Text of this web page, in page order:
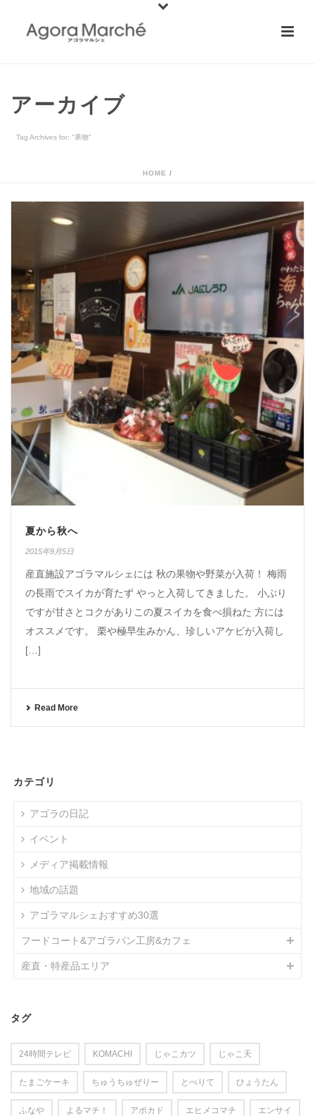
アーカイブ
Tag Archives for: "果物"
HOME /
夏から秋へ
2015年9月5日
産直施設アゴラマルシェには 秋の果物や野菜が入荷！ 梅雨
の長雨でスイカが育たず やっと入荷してきました。 小ぶり
ですが甘さとコクがありこの夏スイカを食べ損ねた 方には
オススメです。 栗や極早生みかん、珍しいアケビが入荷し
[…]
Read More
カテゴリ
アゴラの日記
イベント
メディア掲載情報
地域の話題
アゴラマルシェおすすめ30選
フードコート&アゴラパン工房&カフェ
産直・特産品エリア
タグ
24時間テレビ KOMACHI じゃこカツ じゃこ天
たまごケーキ ちゅうちゅぜりー とべりて ひょうたん
ふなや よるマチ！ アボカド エヒメコマチ エンサイ